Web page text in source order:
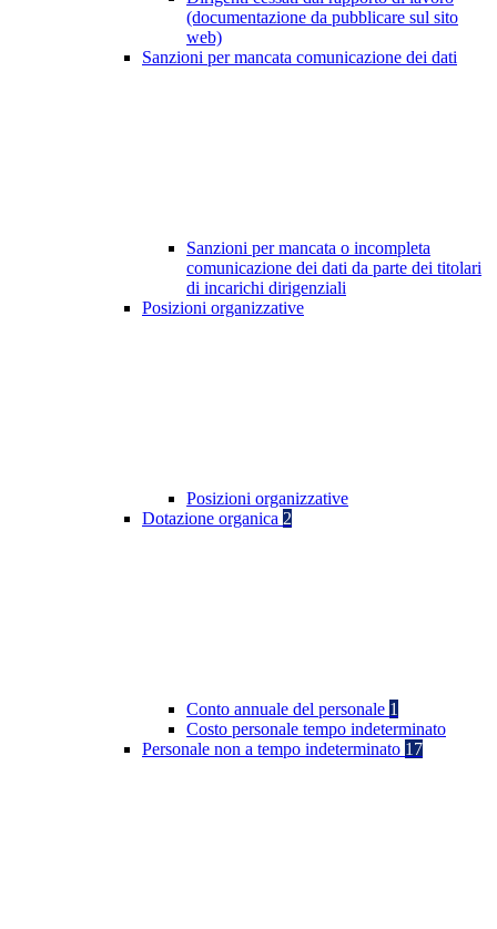
(documentazione da pubblicare sul sito
web)
Sanzioni per mancata comunicazione dei dati
Sanzioni per mancata o incompleta
comunicazione dei dati da parte dei titolari
di incarichi dirigenziali
Posizioni organizzative
Posizioni organizzative
Dotazione organica 2
Conto annuale del personale 1
Costo personale tempo indeterminato
Personale non a tempo indeterminato 17